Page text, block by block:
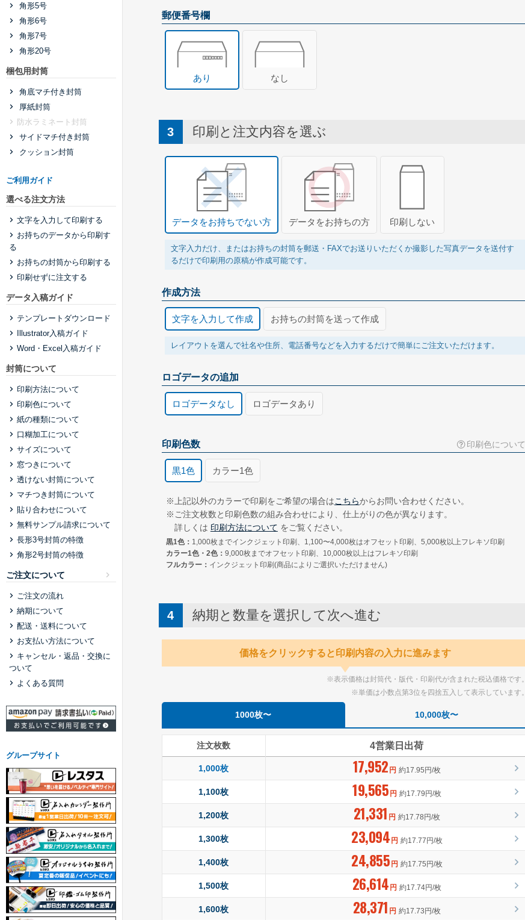
郵便番号欄
あり なし
印刷と注文内容を選ぶ
データをお持ちでない方 データをお持ちの方 印刷しない
文字入力だけ、またはお持ちの封筒を郵送・FAXでお送りいただくか撮影した写真データを送付す
るだけで印刷用の原稿が作成可能です。
作成方法
文字を入力して作成 お持ちの封筒を送って作成
レイアウトを選んで社名や住所、電話番号などを入力するだけで簡単にご注文いただけます。
ロゴデータの追加
ロゴデータなし ロゴデータあり
封筒の送付方法
写真で送る FAXで送る
お持ちの封筒の写真を登録してください。
印刷用データの種類
Illustrator形式 ExcelまたはWord形式
印刷色数 印刷色について
黒1色 カラー1色
※上記以外のカラーで印刷をご希望の場合はこちらからお問い合わせください。
※ご注文枚数と印刷色数の組み合わせにより、仕上がりの色が異なります。
詳しくは 印刷方法について をご覧ください。
黒1色： 1,000枚までインクジェット印刷、1,100〜4,000枚はオフセット印刷、5,000枚以上フレキソ印刷
カラー1色・2色： 9,000枚までオフセット印刷、10,000枚以上はフレキソ印刷
フルカラー： インクジェット印刷(商品によりご選択いただけません)
納期と数量を選択して次へ進む
価格をクリックすると印刷内容の入力に進みます
※表示価格は封筒代・版代・印刷代が含まれた税込価格です。
※単価は小数点第3位を四捨五入して表示しています。
1000枚〜 10,000枚〜
注文枚数 4営業日出荷
1,000枚 17,952 円 約17.95円/枚
1,100枚 19,565 円 約17.79円/枚
1,200枚 21,331 円 約17.78円/枚
1,300枚 23,094 円 約17.77円/枚
1,400枚 24,855 円 約17.75円/枚
1,500枚 26,614 円 約17.74円/枚
1,600枚 28,371 円 約17.73円/枚
角形5号
角形6号
角形7号
角形20号
梱包用封筒
角底マチ付き封筒
厚紙封筒
防水ラミネート封筒
サイドマチ付き封筒
クッション封筒
ご利用ガイド
選べる注文方法
文字を入力して印刷する
お持ちのデータから印刷す
る
お持ちの封筒から印刷する
印刷せずに注文する
データ入稿ガイド
テンプレートダウンロード
Illustrator入稿ガイド
Word・Excel入稿ガイド
封筒について
印刷方法について
印刷色について
紙の種類について
口糊加工について
サイズについて
窓つきについて
透けない封筒について
マチつき封筒について
貼り合わせについて
無料サンプル請求について
長形3号封筒の特徴
角形2号封筒の特徴
ご注文について
ご注文の流れ
納期について
配送・送料について
お支払い方法について
キャンセル・返品・交換に
ついて
よくある質問
グループサイト